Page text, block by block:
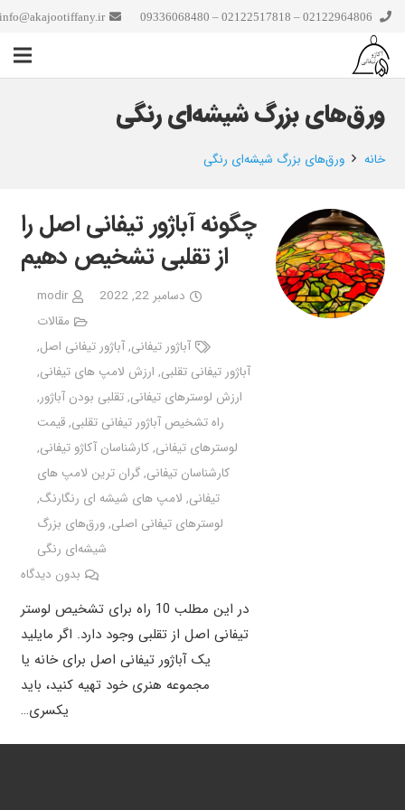
ورق‌های بزرگ شیشه‌ای رنگی
خانه ورق‌های بزرگ شیشه‌ای رنگی
چگونه آباژور تیفانی اصل را
از تقلبی تشخیص دهیم
دسامبر 22, 2022
modir
مقالات
آباژور تیفانی,آباژور تیفانی اصل,
آباژور تیفانی تقلبی, ارزش لامپ های تیفانی,
ارزش لوسترهای تیفانی,تقلبی بودن آباژور,
راه تشخیص آباژور تیفانی تقلبی,قیمت
لوسترهای تیفانی,کارشناسان آکاژو تیفانی,
کارشناسان تیفانی,گران ترین لامپ های
تیفانی, لامپ های شیشه ای رنگارنگ,
لوسترهای تیفانی اصلی,ورق‌های بزرگ
شیشه‌ای رنگی
بدون دیدگاه
در این مطلب 10 راه برای تشخیص لوستر
تیفانی اصل از تقلبی وجود دارد. اگر مایلید
یک آباژور تیفانی اصل برای خانه یا
مجموعه هنری خود تهیه کنید، باید
یکسری…